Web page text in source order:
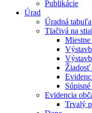
Publikácie
Úrad
Úradná tabuľa
Tlačivá na
Žiadosť
Evidencia
Trvalý